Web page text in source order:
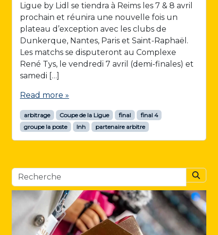
Ligue by Lidl se tiendra à Reims les 7 & 8 avril
prochain et réunira une nouvelle fois un
plateau d’exception avec les clubs de
Dunkerque, Nantes, Paris et Saint-Raphaël.
Les matchs se disputeront au Complexe
René Tys, le vendredi 7 avril (demi-finales) et
samedi […]
Read more »
arbitrage Coupe de la Ligue final
final 4
groupe la poste
lnh partenaire arbitre